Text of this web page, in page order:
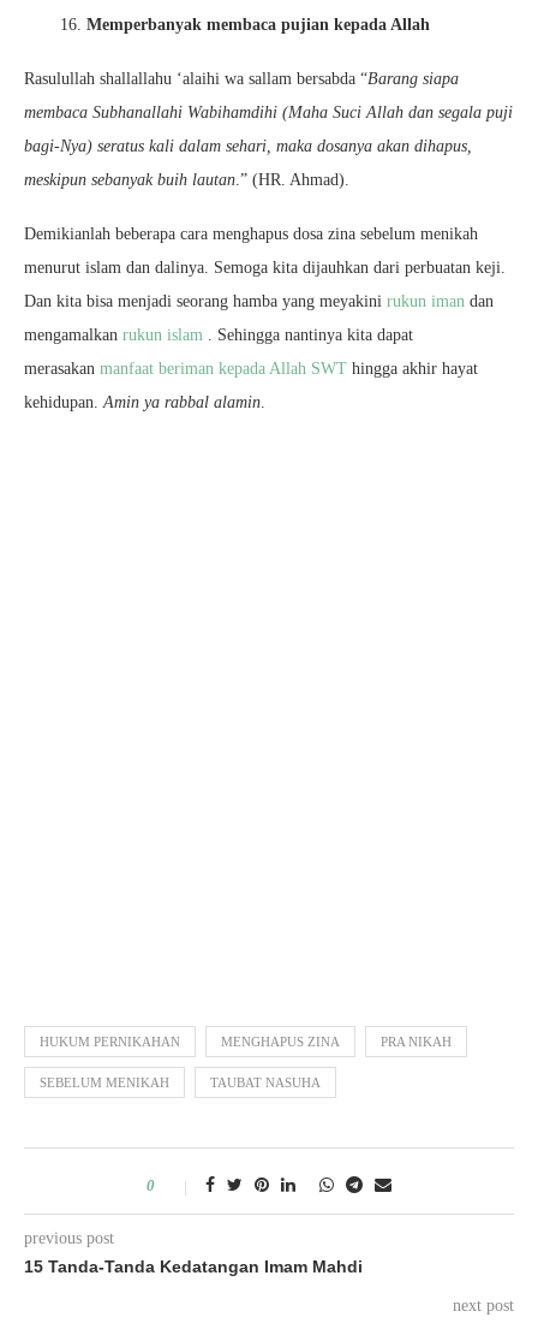
16. Memperbanyak membaca pujian kepada Allah
Rasulullah shallallahu ‘alaihi wa sallam bersabda “Barang siapa
membaca Subhanallahi Wabihamdihi (Maha Suci Allah dan segala puji
bagi-Nya) seratus kali dalam sehari, maka dosanya akan dihapus,
meskipun sebanyak buih lautan.” (HR. Ahmad).
Demikianlah beberapa cara menghapus dosa zina sebelum menikah
menurut islam dan dalinya. Semoga kita dijauhkan dari perbuatan keji.
Dan kita bisa menjadi seorang hamba yang meyakini rukun iman dan
mengamalkan rukun islam . Sehingga nantinya kita dapat
merasakan manfaat beriman kepada Allah SWT hingga akhir hayat
kehidupan.Amin ya rabbal alamin.
HUKUM PERNIKAHAN MENGHAPUS ZINA PRA NIKAH
SEBELUM MENIKAH TAUBAT NASUHA
0
previous post
15 Tanda-Tanda Kedatangan Imam Mahdi
next post